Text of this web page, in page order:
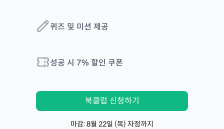
퀴즈 및 미션 제공
성공 시 7% 할인 쿠폰
북클럽 신청하기
마감:8월 22일 (목) 자정까지